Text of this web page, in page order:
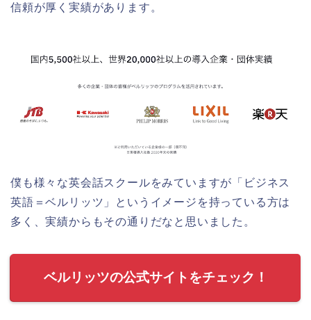
信頼が厚く実績があります。
僕も様々な英会話スクールをみていますが「ビジネス
英語＝ベルリッツ」というイメージを持っている方は
多く、実績からもその通りだなと思いました。
ベルリッツの公式サイトをチェック！